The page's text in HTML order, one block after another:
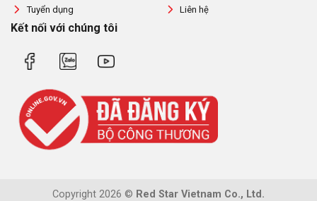
Tuyển dụng Liên hệ
Kết nối với chúng tôi
Copyright 2026 © Red Star Vietnam Co., Ltd.